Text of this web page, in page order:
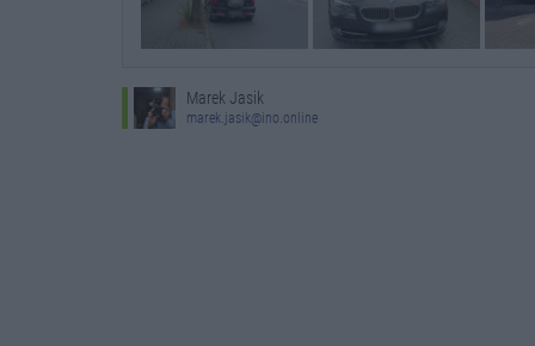
Marek Jasik
marek.jasik@ino.online